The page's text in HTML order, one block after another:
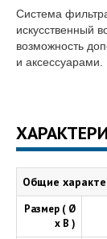
Система
искусственный
возможность
и аксессуарами.
Общие
Размер ( Ø
х В )